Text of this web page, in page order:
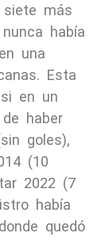
más
había
una
Esta
en un
haber
goles),
(10
2022 (7
había
quedó